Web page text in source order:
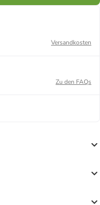
Versandkosten
Zu den FAQs